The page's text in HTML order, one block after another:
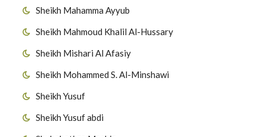
Sheikh Mahamma Ayyub
Sheikh Mahmoud Khalil Al-Hussary
Sheikh Mishari Al Afasiy
Sheikh Mohammed S. Al-Minshawi
Sheikh Yusuf
Sheikh Yusuf abdi